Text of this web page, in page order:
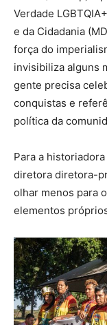
Verdade
e da Cidadania
força do
invisibiliza alguns
gente precisa
conquistas e
política da
Para a
diretora diretora-
olhar menos para
elementos